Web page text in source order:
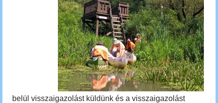
belül visszaigazolást küldünk és a visszaigazolást